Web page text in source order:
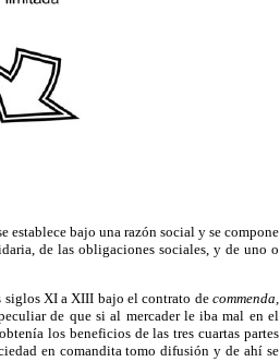
bajo una razón social y se compone
de las obligaciones sociales, y de uno o
siglos XI a XIII bajo el contrato de commenda,
de que si al mercader le iba mal en el
los beneficios de las tres cuartas partes
en comandita tomo difusión y de ahí se